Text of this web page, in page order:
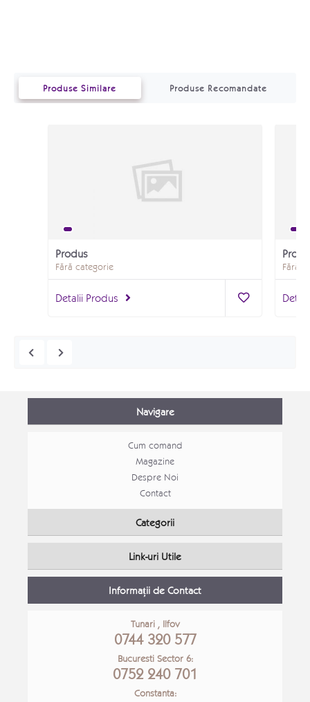
Produse Similare Produse Recomandate
Produs
Fără categorie
Detalii Produs
Fără
Navigare
Cum comand
Magazine
Despre Noi
Contact
Categorii
Link-uri Utile
Informații de Contact
Tunari , Ilfov
0744 320 577
Bucuresti Sector 6:
0752 240 701
Constanta: